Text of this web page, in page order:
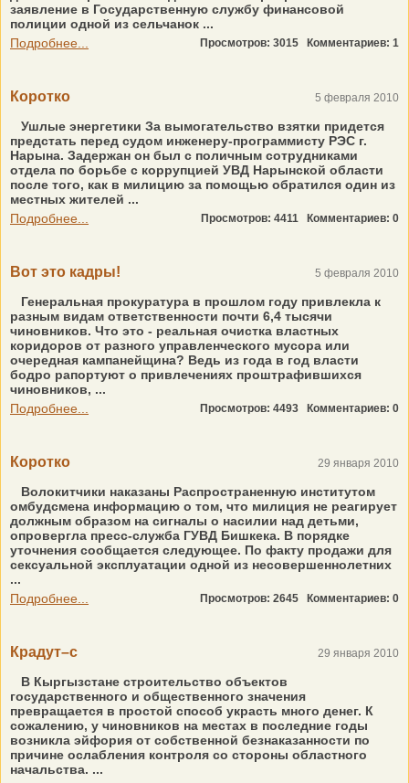
заявление в Государственную службу финансовой
полиции одной из сельчанок ...
Подробнее...
Просмотров: 3015 Комментариев: 1
Коротко 5 февраля 2010
Ушлые энергетики За вымогательство взятки придется
предстать перед судом инженеру-программисту РЭС г.
Нарына. Задержан он был с поличным сотрудниками
отдела по борьбе с коррупцией УВД Нарынской области
после того, как в милицию за помощью обратился один из
местных жителей ...
Подробнее...
Просмотров: 4411 Комментариев: 0
Вот это кадры! 5 февраля 2010
Генеральная прокуратура в прошлом году привлекла к
разным видам ответственности почти 6,4 тысячи
чиновников. Что это - реальная очистка властных
коридоров от разного управленческого мусора или
очередная кампанейщина? Ведь из года в год власти
бодро рапортуют о привлечениях проштрафившихся
чиновников, ...
Подробнее...
Просмотров: 4493 Комментариев: 0
Коротко 29 января 2010
Волокитчики наказаны Распространенную институтом
омбудсмена информацию о том, что милиция не реагирует
должным образом на сигналы о насилии над детьми,
опровергла пресс-служба ГУВД Бишкека. В порядке
уточнения сообщается следующее. По факту продажи для
сексуальной эксплуатации одной из несовершеннолетних
...
Подробнее...
Просмотров: 2645 Комментариев: 0
Крадут–с 29 января 2010
В Кыргызстане строительство объектов
государственного и общественного значения
превращается в простой способ украсть много денег. К
сожалению, у чиновников на местах в последние годы
возникла эйфория от собственной безнаказанности по
причине ослабления контроля со стороны областного
начальства. ...